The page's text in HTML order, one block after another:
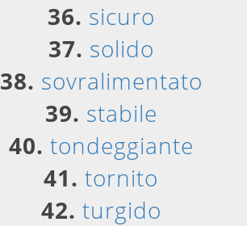
36. sicuro
37. solido
38. sovralimentato
39. stabile
40. tondeggiante
41. tornito
42. turgido